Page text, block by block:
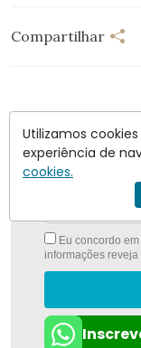
Compartilhar
Nunca foi tão
Eu concordo
informações reveja
Utilizamos
experiência de
cookies.